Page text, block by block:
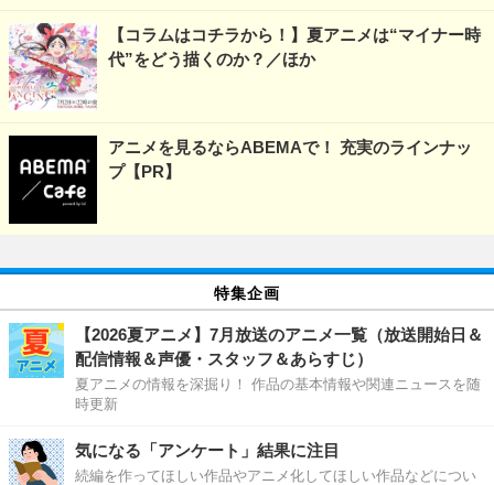
【コラムはコチラから！】夏アニメは“マイナー時
代”をどう描くのか？／ほか
アニメを見るならABEMAで！ 充実のラインナッ
プ【PR】
特集企画
【2026夏アニメ】7月放送のアニメ一覧（放送開始日＆
配信情報＆声優・スタッフ＆あらすじ）
夏アニメの情報を深掘り！ 作品の基本情報や関連ニュースを随
時更新
気になる「アンケート」結果に注目
続編を作ってほしい作品やアニメ化してほしい作品などについ